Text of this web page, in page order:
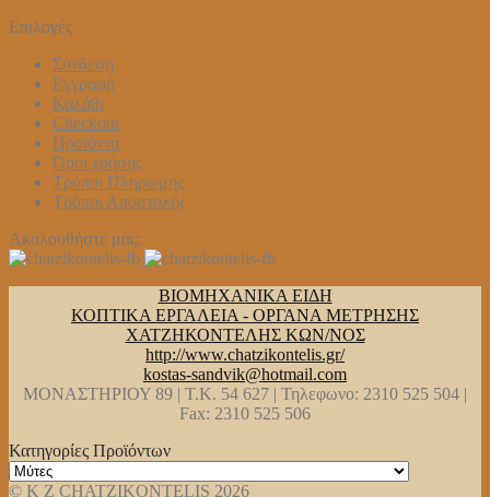
Επιλογές
Σύνδεση
Εγγραφή
Καλάθι
Checkout
Προϊόντα
Όροι χρήσης
Τρόποι Πληρωμής
Τρόποι Αποστολής
Ακολουθήστε μας:
ΒΙΟΜΗΧΑΝΙΚΑ ΕΙΔΗ
ΚΟΠΤΙΚΑ ΕΡΓΑΛΕΙΑ - ΟΡΓΑΝΑ ΜΕΤΡΗΣΗΣ
ΧΑΤΖΗΚΟΝΤΕΛΗΣ ΚΩΝ/ΝΟΣ
http://www.chatzikontelis.gr/
kostas-sandvik@hotmail.com
ΜΟΝΑΣΤΗΡΙΟΥ 89 | Τ.Κ. 54 627 | Τηλεφωνο: 2310 525 504 |
Fax: 2310 525 506
Κατηγορίες Προϊόντων
© K Z CHATZIKONTELIS 2026